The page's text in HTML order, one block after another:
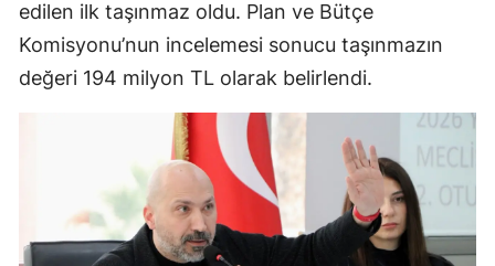
edilen ilk taşınmaz oldu. Plan ve Bütçe
Komisyonu’nun incelemesi sonucu taşınmazın
değeri 194 milyon TL olarak belirlendi.